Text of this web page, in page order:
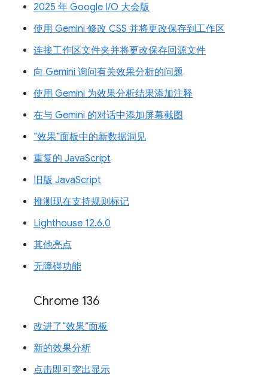
2025 年 Google I/O 大会版
使用 Gemini 修改 CSS 并将更改保存到工作区
连接工作区文件夹并将更改保存回源文件
向 Gemini 询问有关效果分析的问题
使用 Gemini 为效果分析结果添加注释
在与 Gemini 的对话中添加屏幕截图
“效果”面板中的新数据洞见
重复的 JavaScript
旧版 JavaScript
推测现在支持规则标记
Lighthouse 12.6.0
其他亮点
无障碍功能
Chrome 136
改进了“效果”面板
新的效果分析
点击即可突出显示